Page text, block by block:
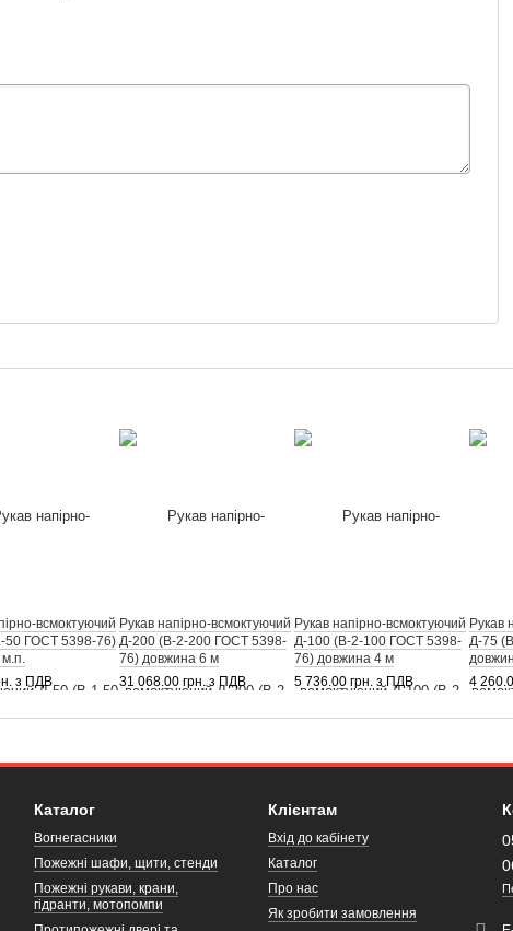
всмоктуючий
50 ГОСТ 5398-76)
м.п.
з ПДВ
Рукав напірно-всмоктуючий
Д-200 (В-2-200 ГОСТ 5398-
76) довжина 6 м
31 068.00 грн. з ПДВ
Рукав напірно-всмоктуючий
Д-100 (В-2-100 ГОСТ 5398-
76) довжина 4 м
5 736.00 грн. з ПДВ
Рукав
Д-75
4
Каталог
Вогнегасники
Пожежні шафи, щити, стенди
Пожежні рукави, крани,
гідранти, мотопомпи
Клієнтам
Вхід до кабінету
Каталог
Про нас
Як зробити замовлення